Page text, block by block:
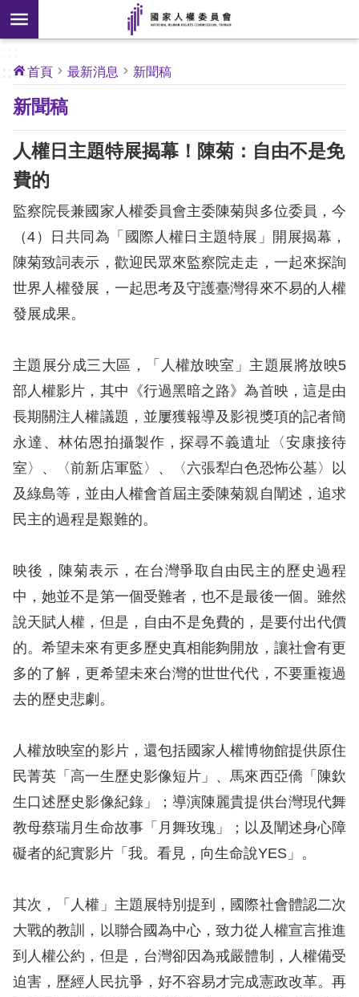
前往主要內容區塊
搜
尋
開
新
]
核
心
人
權
公
約
關
於
本
會
最
新
息
人
權
業
務
核
權
公
約
陳
情
申
人
資
料
庫
無
障
快
捷
:::
首頁 最新消息 新聞稿
新聞稿
人權日主題特展揭幕！陳菊：自由不是免
費的
監察院長兼國家人權委員會主委陳菊與多位委員，今
（4）日共同為「國際人權日主題特展」開展揭幕，
陳菊致詞表示，歡迎民眾來監察院走走，一起來探詢
世界人權發展，一起思考及守護臺灣得來不易的人權
發展成果。
主題展分成三大區，「人權放映室」主題展將放映5
部人權影片，其中《行過黑暗之路》為首映，這是由
長期關注人權議題，並屢獲報導及影視獎項的記者簡
永達、林佑恩拍攝製作，探尋不義遺址〈安康接待
室〉、〈前新店軍監〉、〈六張犁白色恐怖公墓〉以
及綠島等，並由人權會首屆主委陳菊親自闡述，追求
民主的過程是艱難的。
映後，陳菊表示，在台灣爭取自由民主的歷史過程
中，她並不是第一個受難者，也不是最後一個。雖然
說天賦人權，但是，自由不是免費的，是要付出代價
的。希望未來有更多歷史真相能夠開放，讓社會有更
多的了解，更希望未來台灣的世世代代，不要重複過
去的歷史悲劇。
人權放映室的影片，還包括國家人權博物館提供原住
民菁英「高一生歷史影像短片」、馬來西亞僑「陳欽
生口述歷史影像紀錄」；導演陳麗貴提供台灣現代舞
教母蔡瑞月生命故事「月舞玫瑰」；以及闡述身心障
礙者的紀實影片「我。看見，向生命說YES」。
其次，「人權」主題展特別提到，國際社會體認二次
大戰的教訓，以聯合國為中心，致力從人權宣言推進
到人權公約，但是，台灣卻因為戒嚴體制，人權備受
迫害，歷經人民抗爭，好不容易才完成憲政改革。再